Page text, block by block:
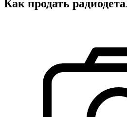
Как продать